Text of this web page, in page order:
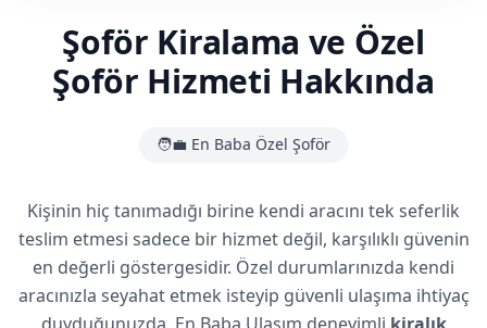
Şoför Kiralama ve Özel
Şoför Hizmeti Hakkında
🧑‍💼 En Baba Özel Şoför
Kişinin hiç tanımadığı birine kendi aracını tek seferlik
teslim etmesi sadece bir hizmet değil, karşılıklı güvenin
en değerli göstergesidir. Özel durumlarınızda kendi
aracınızla seyahat etmek isteyip güvenli ulaşıma ihtiyaç